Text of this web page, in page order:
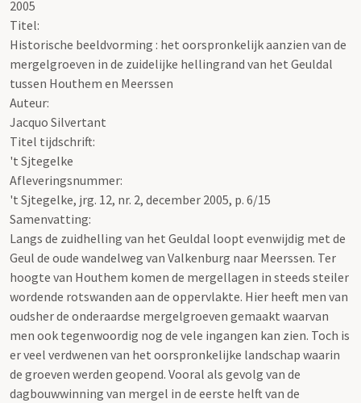
2005
Titel:
Historische beeldvorming : het oorspronkelijk aanzien van de
mergelgroeven in de zuidelijke hellingrand van het Geuldal
tussen Houthem en Meerssen
Auteur:
Jacquo Silvertant
Titel tijdschrift:
't Sjtegelke
Afleveringsnummer:
't Sjtegelke, jrg. 12, nr. 2, december 2005, p. 6/15
Samenvatting:
Langs de zuidhelling van het Geuldal loopt evenwijdig met de
Geul de oude wandelweg van Valkenburg naar Meerssen. Ter
hoogte van Houthem komen de mergellagen in steeds steiler
wordende rotswanden aan de oppervlakte. Hier heeft men van
oudsher de onderaardse mergelgroeven gemaakt waarvan
men ook tegenwoordig nog de vele ingangen kan zien. Toch is
er veel verdwenen van het oorspronkelijke landschap waarin
de groeven werden geopend. Vooral als gevolg van de
dagbouwwinning van mergel in de eerste helft van de